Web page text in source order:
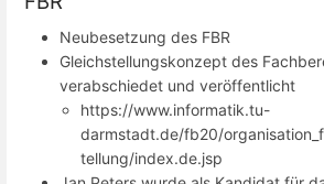
Neubesetzung des FBR
Gleichstellungskonzept des
verabschiedet und veröffentlicht
https://www.informatik.tu-
darmstadt.de/fb20/
tellung/index.de.jsp